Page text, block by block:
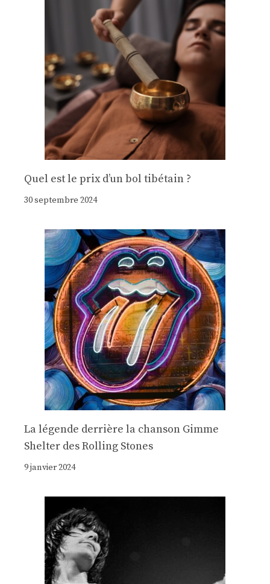
Quel est le prix d’un bol tibétain ?
30 septembre 2024
La légende derrière la chanson Gimme
Shelter des Rolling Stones
9 janvier 2024